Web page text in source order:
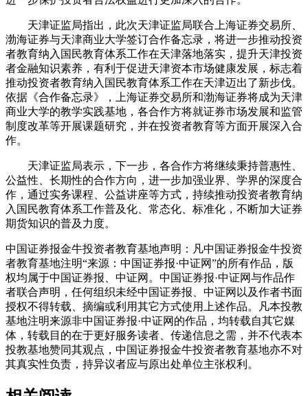
天津证监局指出，此次天津证监局联合上海证券交易所、
渤海证券与天津商业大学签订合作备忘录，将进一步推动投资
者教育纳入国民教育体系工作在天津落地落实，提升天津投资
者金融知识素养，有利于促进天津资本市场健康发展，标志着
推动投资者教育纳入国民教育体系工作在天津迈出了新步伐。
依据《合作备忘录》，上海证券交易所和渤海证券将成为天津
商业大学的教学实践基地，各合作方将就证券市场发展和监管
制度改革等开展课题研究，并在投资者教育等方面开展深入合
作。
天津证监局表示，下一步，各合作方将继续秉持普惠性、
公益性、长期性的合作方向，进一步加强业界、学界的深度合
作，通过实务课程、公益讲座等方式，持续推动投资者教育纳
入国民教育体系工作普及化、常态化、标准化，不断加大证券
期货知识的普及力度。
中国证券报金牛投资者教育基地声明：凡中国证券报金牛投资
者教育基地注明“来源：中国证券报·中证网”的所有作品，版
权均属于中国证券报、中证网。中国证券报·中证网与作品作
者联合声明，任何组织未经中国证券报、中证网以及作者书面
授权不得转载、摘编或利用其它方式使用上述作品。凡本投教
基地注明来源非中国证券报·中证网的作品，均转载自其它媒
体，转载目的在于更好服务读者、传递信息之需，并不代表本
投教基地赞同其观点，中国证券报金牛投资者教育基地亦不对
其真实性负责，持异议者应与原出处单位主张权利。